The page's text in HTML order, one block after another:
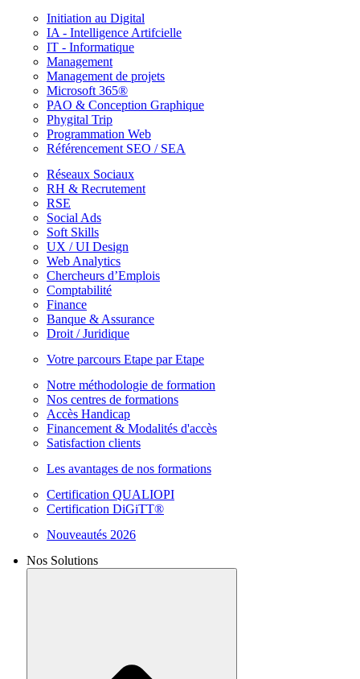
Initiation au Digital
IA - Intelligence Artifcielle
IT - Informatique
Management
Management de projets
Microsoft 365®
PAO & Conception Graphique
Phygital Trip
Programmation Web
Référencement SEO / SEA
Réseaux Sociaux
RH & Recrutement
RSE
Social Ads
Soft Skills
UX / UI Design
Web Analytics
Chercheurs d’Emplois
Comptabilité
Finance
Banque & Assurance
Droit / Juridique
Votre parcours Etape par Etape
Notre méthodologie de formation
Nos centres de formations
Accès Handicap
Financement & Modalités d'accès
Satisfaction clients
Les avantages de nos formations
Certification QUALIOPI
Certification DiGiTT®
Nouveautés 2026
Nos Solutions